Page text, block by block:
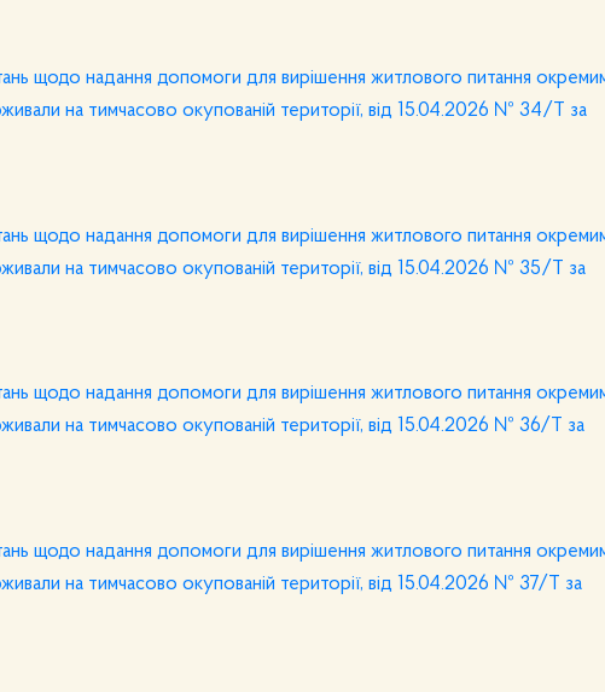
щодо надання допомоги для вирішення житлового питання
на тимчасово окупованій території, від 15.04.2026 № 34/Т за
щодо надання допомоги для вирішення житлового питання
на тимчасово окупованій території, від 15.04.2026 № 35/Т за
щодо надання допомоги для вирішення житлового питання
на тимчасово окупованій території, від 15.04.2026 № 36/Т за
щодо надання допомоги для вирішення житлового питання
на тимчасово окупованій території, від 15.04.2026 № 37/Т за